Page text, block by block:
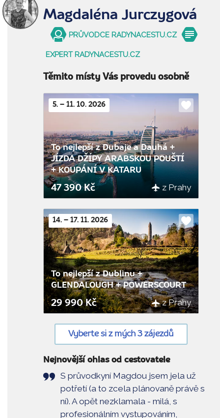
Magdaléna Jurczygová
PRŮVODCE RADYNACESTU.CZ
EXPERT RADYNACESTU.CZ
Těmito místy Vás provedu osobně
5. – 11. 10. 2026
Do
oblíbených
To nejlepší z Dubaje a Dauhá +
JÍZDA DŽÍPY ARABSKOU POUŠTÍ
+ KOUPÁNÍ V KATARU
47 390 Kč z Prahy
14. – 17. 11. 2026
Do
oblíbených
To nejlepší z Dublinu +
GLENDALOUGH + POWERSCOURT
29 990 Kč z Prahy
Vyberte si z mých 3 zájezdů
Nejnovější ohlas od cestovatele
S průvodkyní Magdou jsem jela už
potřetí (a to zcela plánovaně právě s
ní). A opět nezklamala - milá, s
profesionálním vystupováním,